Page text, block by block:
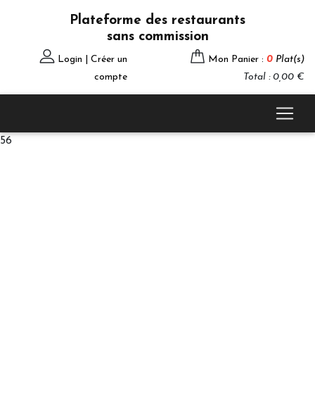
Plateforme des restaurants
sans commission
Login | Créer un
compte
Mon Panier : 0 Plat(s)
Total : 0,00 €
56